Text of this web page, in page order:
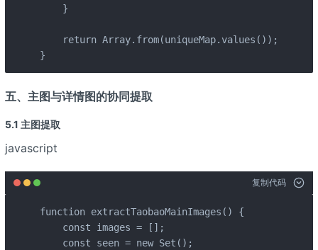
    }
    return Array.from(uniqueMap.values());
}
五、主图与详情图的协同提取
5.1 主图提取
javascript
复制代码
function extractTaobaoMainImages() {
    const images = [];
    const seen = new Set();